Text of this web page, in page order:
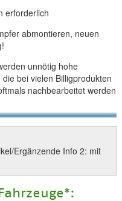
erforderlich
abmontieren, neuen
unnötig hohe
die bei vielen Billigprodukten
nachbearbeitet werden
Ergänzende Info 2: mit